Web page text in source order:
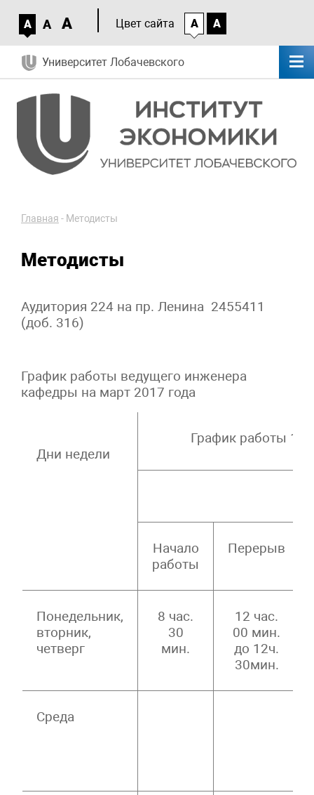
A A A Цвет сайта A A
Университет Лобачевского
Главная - Методисты
Методисты
Аудитория 224 на пр. Ленина 2455411
(доб. 316)
График работы ведущего инженера
кафедры на март 2017 года
Дни недели
График работы 1
Начало
работы
Перерыв
Понедельник,
вторник,
четверг
8 час.
30
мин.
12 час.
00 мин.
до 12ч.
30мин.
Среда